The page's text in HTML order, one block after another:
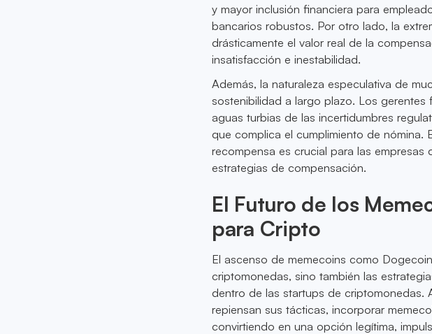
y mayor inclusión financiera para
bancarios robustos. Por otro lado, la
drásticamente el valor real de la
insatisfacción e inestabilidad.
Además, la naturaleza especulativa de
sostenibilidad a largo plazo. Los
aguas turbias de las incertidumbres
que complica el cumplimiento de nómina.
recompensa es crucial para las
estrategias de compensación.
El Futuro de los
para Cripto
El ascenso de memecoins como
criptomonedas, sino también las
dentro de las startups de criptomonedas.
repiensan sus tácticas, incorporar
convirtiendo en una opción legítima,